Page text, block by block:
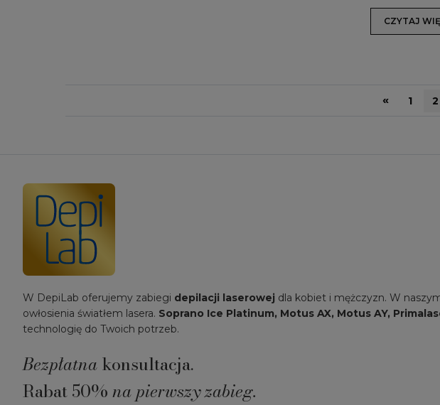
CZYTAJ
« 1 2
W DepiLab oferujemy zabiegi depilacji laserowej dla kobiet i mężczyzn. W
owłosienia światłem lasera. Soprano Ice Platinum, Motus AX, Motus AY,
technologię do Twoich potrzeb.
Bezpłatnakonsultacja.
Rabat 50%na pierwszy zabieg.